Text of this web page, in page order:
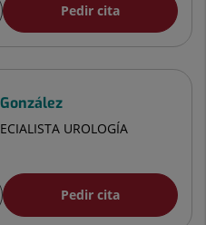
Pedir cita
UROLOGÍA
Pedir cita